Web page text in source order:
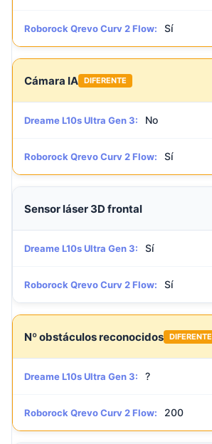
Roborock Qrevo Curv 2 Flow: Sí
Cámara IA DIFERENTE
Dreame L10s Ultra Gen 3: No
Roborock Qrevo Curv 2 Flow: Sí
Sensor láser 3D frontal
Dreame L10s Ultra Gen 3: Sí
Roborock Qrevo Curv 2 Flow: Sí
Nº obstáculos reconocidos DIFERENTE
Dreame L10s Ultra Gen 3: ?
Roborock Qrevo Curv 2 Flow: 200